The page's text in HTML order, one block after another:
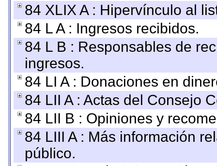
84 XLIX A : Hipervínculo al
84 L A : Ingresos recibidos.
84 L B : Responsables de
ingresos.
84 LI A : Donaciones en
84 LII A : Actas del Consejo
84 LII B : Opiniones y
84 LIII A : Más información
público.